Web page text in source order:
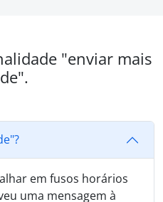
"enviar mais
em fusos horários
uma mensagem à